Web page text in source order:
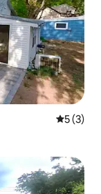
5 (3)